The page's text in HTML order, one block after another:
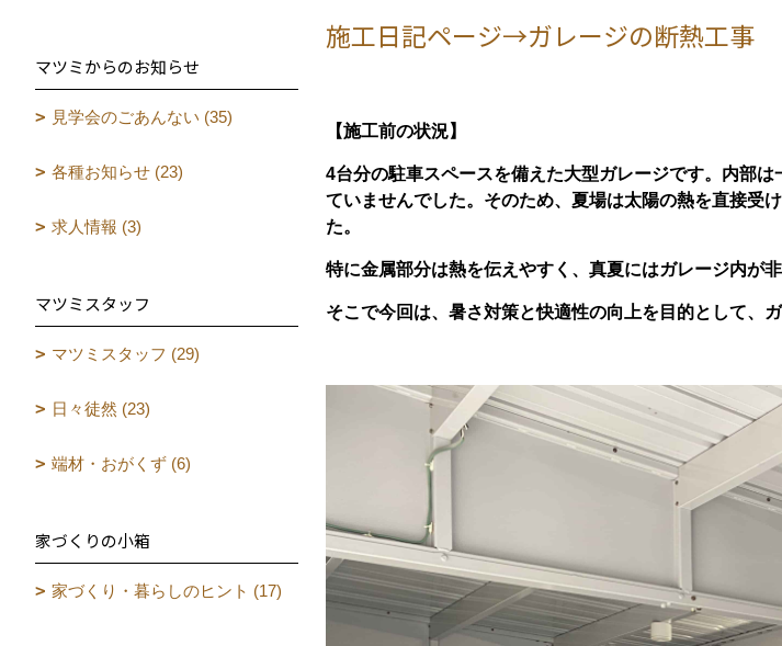
施工日記ページ→ガレージの断熱工事
【施工前の状況】
4台分の駐車スペースを備えた大型ガレージです。 内部は
ていませんでした。そのため、夏場は太陽の熱を直接受
た。
特に金属部分は熱を伝えやすく、真夏にはガレージ内が
そこで今回は、暑さ対策と快適性の向上を目的として、
マツミからのお知らせ
見学会のごあんない (35)
各種お知らせ (23)
求人情報 (3)
マツミスタッフ
マツミスタッフ (29)
日々徒然 (23)
端材・おがくず (6)
家づくりの小箱
家づくり・暮らしのヒント (17)